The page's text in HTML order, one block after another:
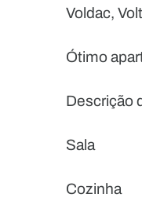
Voldac,
Ótimo
Descrição
Sala
Cozinha